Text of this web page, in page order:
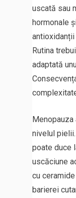
uscată sau
hormonale
Rutina
adaptată
nivelul
poate duce
uscăciune
cu
barierei